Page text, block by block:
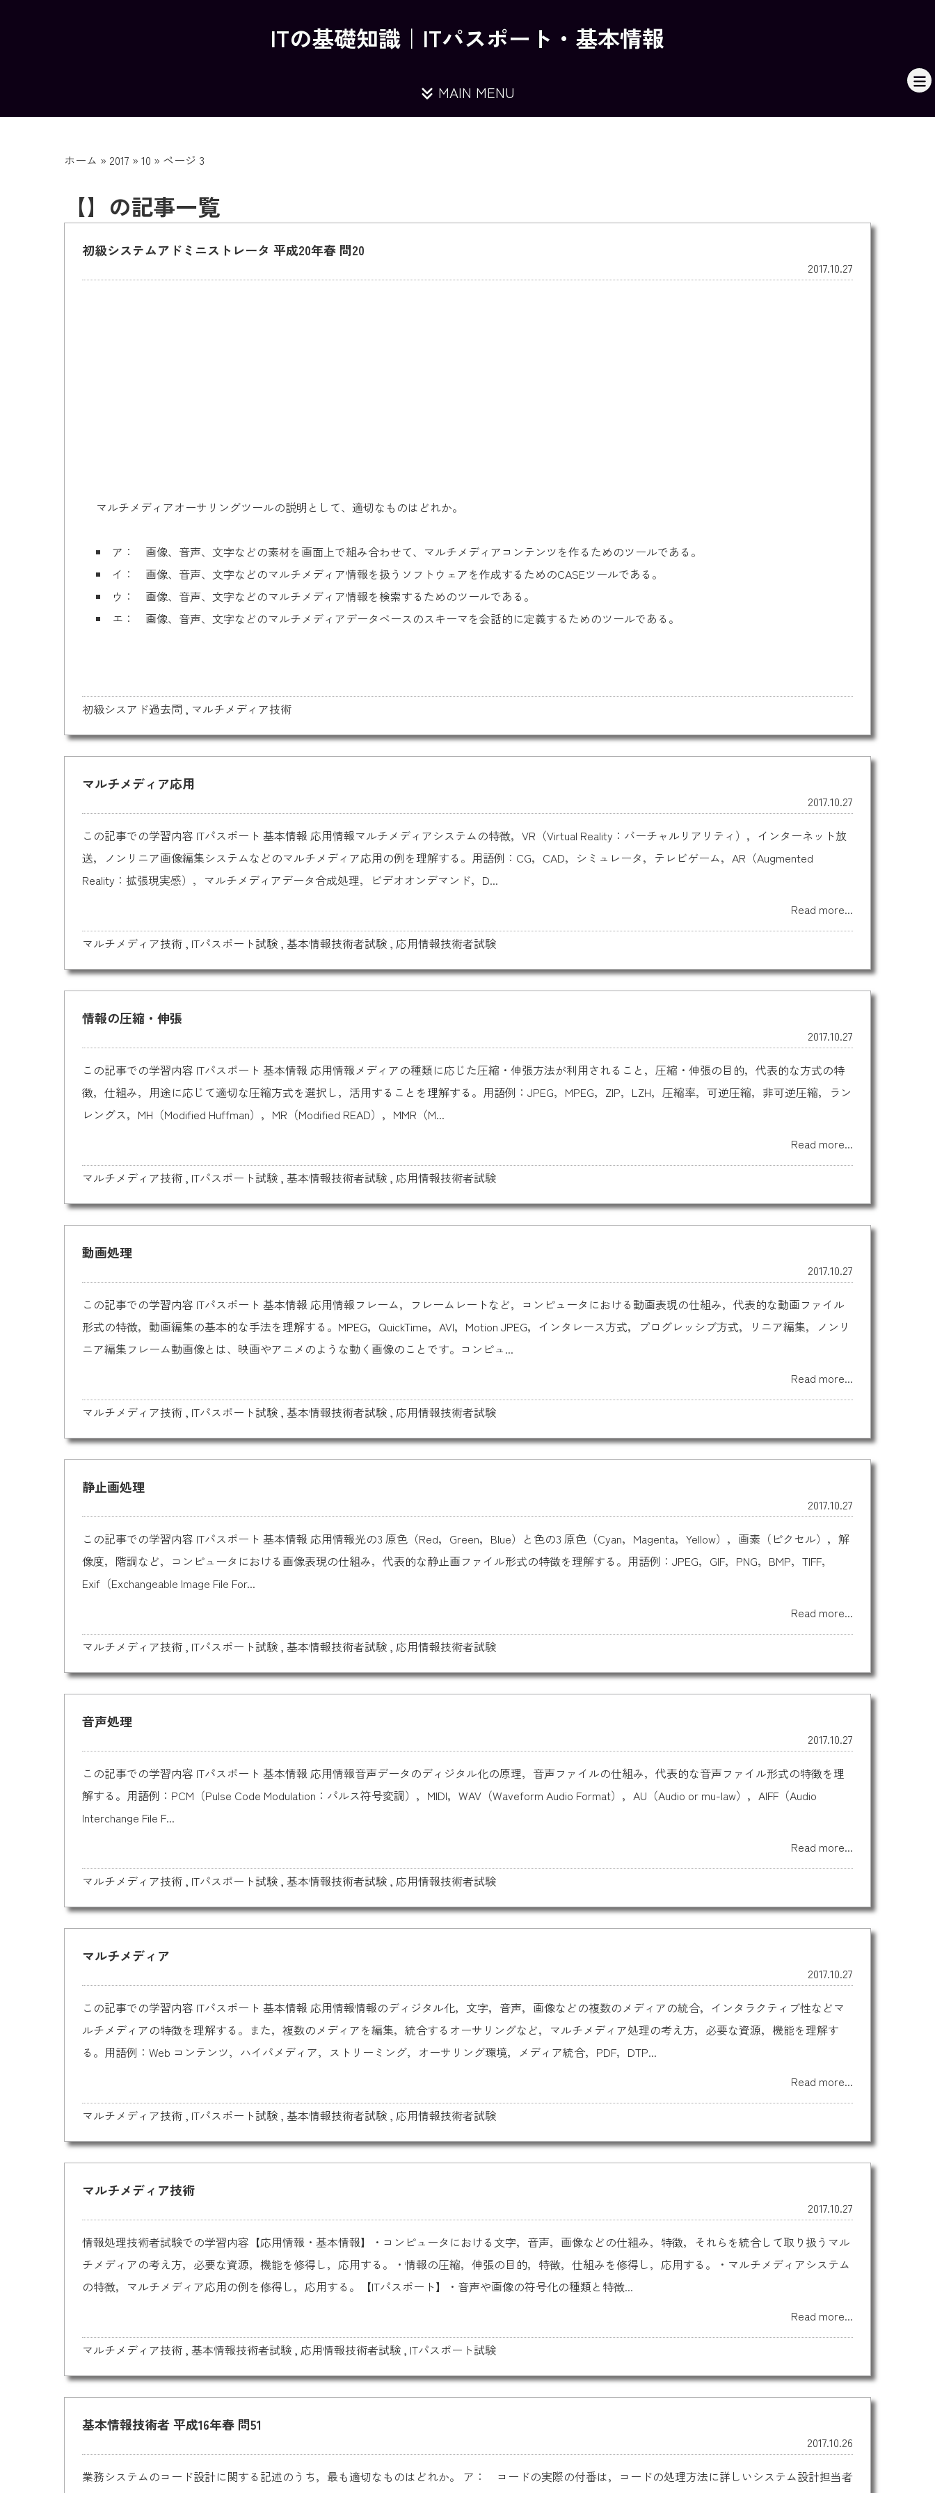
ITの基礎知識｜ITパスポート・基本情報
MAIN MENU
ホーム » 2017 » 10 » ページ 3
【】の記事一覧
初級システムアドミニストレータ 平成20年春 問20
2017.10.27
マルチメディアオーサリングツールの説明として、適切なものはどれか。
ア： 画像、音声、文字などの素材を画面上で組み合わせて、マルチメディアコンテンツを作るためのツールである。
イ： 画像、音声、文字などのマルチメディア情報を扱うソフトウェアを作成するためのCASEツールである。
ウ： 画像、音声、文字などのマルチメディア情報を検索するためのツールである。
エ： 画像、音声、文字などのマルチメディアデータベースのスキーマを会話的に定義するためのツールである。
初級シスアド過去問 , マルチメディア技術
マルチメディア応用
2017.10.27
この記事での学習内容 ITパスポート 基本情報 応用情報マルチメディアシステムの特徴，VR（Virtual Reality：バーチャルリアリティ），インターネット放
送，ノンリニア画像編集システムなどのマルチメディア応用の例を理解する。用語例：CG，CAD，シミュレータ，テレビゲーム，AR（Augmented
Reality：拡張現実感），マルチメディアデータ合成処理，ビデオオンデマンド，D...
Read more...
マルチメディア技術 , ITパスポート試験 , 基本情報技術者試験 , 応用情報技術者試験
情報の圧縮・伸張
2017.10.27
この記事での学習内容 ITパスポート 基本情報 応用情報メディアの種類に応じた圧縮・伸張方法が利用されること，圧縮・伸張の目的，代表的な方式の特
徴，仕組み，用途に応じて適切な圧縮方式を選択し，活用することを理解する。用語例：JPEG，MPEG，ZIP，LZH，圧縮率，可逆圧縮，非可逆圧縮，ラン
レングス，MH（Modified Huffman），MR（Modified READ），MMR（M...
Read more...
マルチメディア技術 , ITパスポート試験 , 基本情報技術者試験 , 応用情報技術者試験
動画処理
2017.10.27
この記事での学習内容 ITパスポート 基本情報 応用情報フレーム，フレームレートなど，コンピュータにおける動画表現の仕組み，代表的な動画ファイル
形式の特徴，動画編集の基本的な手法を理解する。MPEG，QuickTime，AVI，Motion JPEG，インタレース方式，プログレッシブ方式，リニア編集，ノンリ
ニア編集フレーム動画像とは、映画やアニメのような動く画像のことです。コンピュ...
Read more...
マルチメディア技術 , ITパスポート試験 , 基本情報技術者試験 , 応用情報技術者試験
静止画処理
2017.10.27
この記事での学習内容 ITパスポート 基本情報 応用情報光の3 原色（Red，Green，Blue）と色の3 原色（Cyan，Magenta，Yellow），画素（ピクセル），解
像度，階調など，コンピュータにおける画像表現の仕組み，代表的な静止画ファイル形式の特徴を理解する。用語例：JPEG，GIF，PNG，BMP，TIFF，
Exif（Exchangeable Image File For...
Read more...
マルチメディア技術 , ITパスポート試験 , 基本情報技術者試験 , 応用情報技術者試験
音声処理
2017.10.27
この記事での学習内容 ITパスポート 基本情報 応用情報音声データのディジタル化の原理，音声ファイルの仕組み，代表的な音声ファイル形式の特徴を理
解する。用語例：PCM（Pulse Code Modulation：パルス符号変調），MIDI，WAV（Waveform Audio Format），AU（Audio or mu-law），AIFF（Audio
Interchange File F...
Read more...
マルチメディア技術 , ITパスポート試験 , 基本情報技術者試験 , 応用情報技術者試験
マルチメディア
2017.10.27
この記事での学習内容 ITパスポート 基本情報 応用情報情報のディジタル化，文字，音声，画像などの複数のメディアの統合，インタラクティブ性などマ
ルチメディアの特徴を理解する。また，複数のメディアを編集，統合するオーサリングなど，マルチメディア処理の考え方，必要な資源，機能を理解す
る。用語例：Web コンテンツ，ハイパメディア，ストリーミング，オーサリング環境，メディア統合，PDF，DTP...
Read more...
マルチメディア技術 , ITパスポート試験 , 基本情報技術者試験 , 応用情報技術者試験
マルチメディア技術
2017.10.27
情報処理技術者試験での学習内容【応用情報・基本情報】・コンピュータにおける文字，音声，画像などの仕組み，特徴，それらを統合して取り扱うマル
チメディアの考え方，必要な資源，機能を修得し，応用する。・情報の圧縮，伸張の目的，特徴，仕組みを修得し，応用する。・マルチメディアシステム
の特徴，マルチメディア応用の例を修得し，応用する。【ITパスポート】・音声や画像の符号化の種類と特徴...
Read more...
マルチメディア技術 , 基本情報技術者試験 , 応用情報技術者試験 , ITパスポート試験
基本情報技術者 平成16年春 問51
2017.10.26
業務システムのコード設計に関する記述のうち，最も適切なものはどれか。 ア： コードの実際の付番は，コードの処理方法に詳しいシステム設計担当者